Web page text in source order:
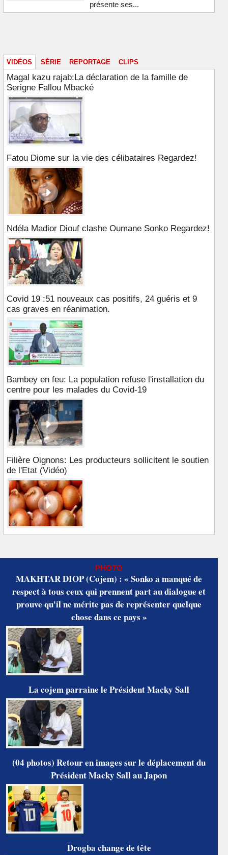
présente ses...
VIDÉOS SÉRIE REPORTAGE CLIPS
Magal kazu rajab:La déclaration de la famille de
Serigne Fallou Mbacké
Fatou Diome sur la vie des célibataires Regardez!
Ndéla Madior Diouf clashe Oumane Sonko Regardez!
Covid 19 :51 nouveaux cas positifs, 24 guéris et 9
cas graves en réanimation.
Bambey en feu: La population refuse l'installation du
centre pour les malades du Covid-19
Filière Oignons: Les producteurs sollicitent le soutien
de l'Etat (Vidéo)
PHOTO
MAKHTAR DIOP (Cojem) : « Sonko a manqué de
respect à tous ceux qui prennent part au dialogue et
prouve qu'il ne mérite pas de représenter quelque
chose dans ce pays »
La cojem parraine le Président Macky Sall
(04 photos) Retour en images sur le déplacement du
Président Macky Sall au Japon
Drogba change de tête